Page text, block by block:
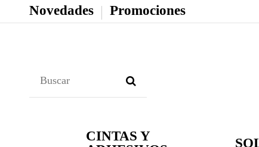
Novedades Promociones
CINTAS Y